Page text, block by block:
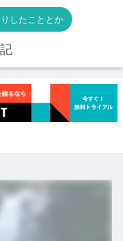
したこととか